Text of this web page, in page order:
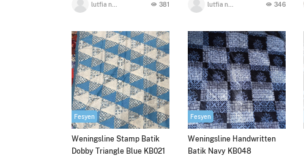
381 346
Fesyen
Weningsline Stamp Batik
Dobby Triangle Blue KB021
Fesyen
Weningsline Handwritten
Batik Navy KB048